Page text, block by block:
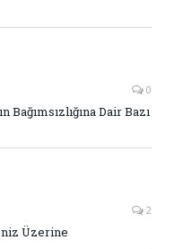
0
Bağımsızlığına Dair Bazı
2
Üzerine